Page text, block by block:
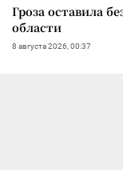
Гроза оставила
области
8 августа 2026, 00:37